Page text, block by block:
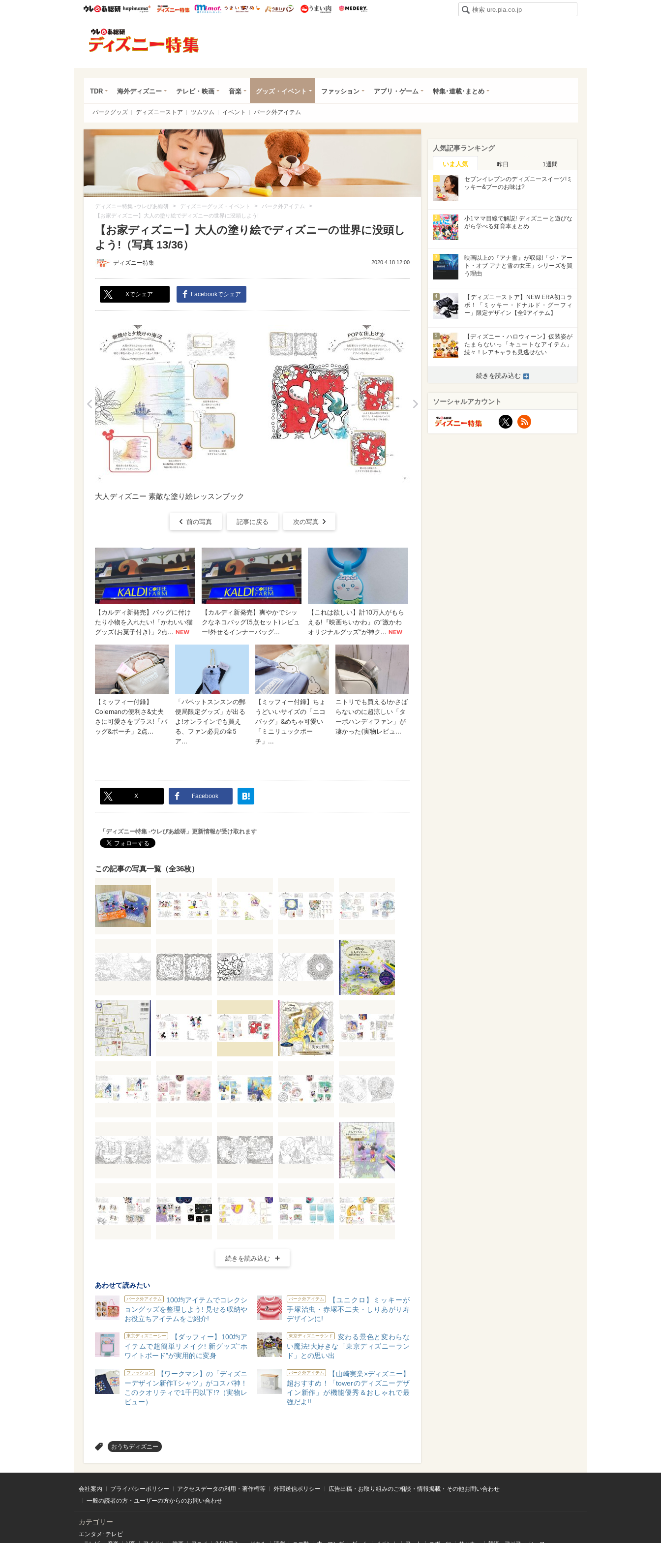
ウレぴあ総研ハピママ* ウレぴあ総研 ディズニー特集
mimot. うまいめし うまいパン うまい肉
TDR 海外ディズニー テレビ・映画 音楽 グッズ・イベント ファッション アプリ・ゲーム 特集･連載･まとめ
パークグッズ ディズニーストア ツムツム イベント パーク外アイテム
ディズニー特集 -ウレぴあ総研 > ディズニーグッズ・イベント > パーク外アイテム >
【お家ディズニー】大人の塗り絵でディズニーの世界に没頭しよう!
【お家ディズニー】大人の塗り絵でディズニーの世界に没頭し
よう!（写真 13/36）
ディズニー特集 2020.4.18 12:00
Xでシェア Facebookでシェア
>
大人ディズニー 素敵な塗り絵レッスンブック
前の写真 記事に戻る 次の写真
X Facebook
「ディズニー特集 -ウレぴあ総研」更新情報が受け取れます
この記事の写真一覧（全36枚）
続きを読み込む
あわせて読みたい
パーク外アイテム
100均アイテムでコレクシ
ョングッズを整理しよう! 見せる収納や
お役立ちアイテムをご紹介!
パーク外アイテム
【ユニクロ】ミッキーが
手塚治虫・赤塚不二夫・しりあがり寿
デザインに!
東京ディズニーシー
【ダッフィー】100均ア
イテムで超簡単リメイク! 新グッズ“ホ
ワイトボード”が実用的に変身
東京ディズニーランド
変わる景色と変わらな
い魔法!大好きな「東京ディズニーラン
ド」との思い出
ファッション
【ワークマン】の「ディズニ
ーデザイン新作Tシャツ」がコスパ神！
このクオリティで1千円以下!?（実物レ
ビュー）
パーク外アイテム
【山崎実業×ディズニー】
超おすすめ！「towerのディズニーデザ
イン新作」が機能優秀＆おしゃれで最
強だよ!!
おうちディズニー
人気記事ランキング
いま人気 昨日 1週間
1
セブンイレブンのディズニースイーツ!ミ
ッキー&プーのお味は?
2
小1ママ目線で解説! ディズニーと遊びな
がら学べる知育本まとめ
3
映画以上の『アナ雪』が収録!「ジ・アー
ト・オブ アナと雪の女王」シリーズを買
う理由
4
【ディズニーストア】NEW ERA初コラ
ボ！「ミッキー・ドナルド・グーフィ
ー」限定デザイン【全9アイテム】
5
【ディズニー・ハロウィーン】仮装姿が
たまらないっ「キュートなアイテム」
続々！レアキャラも見逃せない
続きを読み込む
ソーシャルアカウント
X
会社案内 プライバシーポリシー アクセスデータの利用・著作権等 外部送信ポリシー
広告出稿・お取り組みのご相談・情報掲載・その他お問い合わせ
一般の読者の方・ユーザーの方からのお問い合わせ
カテゴリー
エンタメ･テレビ